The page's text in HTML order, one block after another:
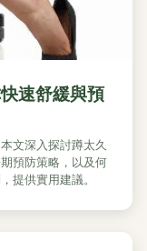
速舒緩與預
文深入探討蹲太久
預防策略，以及何
提供實用建議。